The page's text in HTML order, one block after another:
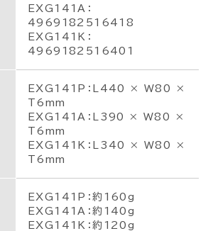
EXG141A：
4969182516418
EXG141K：
4969182516401
EXG141P：L440 × W80 ×
T6mm
EXG141A：L390 × W80 ×
T6mm
EXG141K：L340 × W80 ×
T6mm
EXG141P：約160g
EXG141A：約140g
EXG141K：約120g